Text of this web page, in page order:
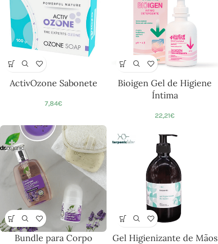
ActivOzone Sabonete
7,84€
Bioigen Gel de Higiene
Íntima
22,21€
Bundle para Corpo
Gel Higienizante de Mãos